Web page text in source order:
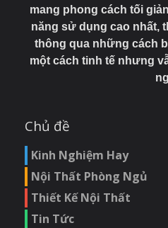
mang phong cách tối
năng sử dụng cao nhất,
thông qua những cách
một cách tinh tế nhưng
Chủ đề
Kinh Nghiệm Hay
Nội Thất Phòng Ngủ
Thiết Kế Nội Thất
Tin Tức